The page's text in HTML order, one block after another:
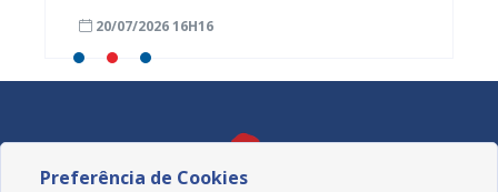
20/07/2026 16H16
Preferência de Cookies